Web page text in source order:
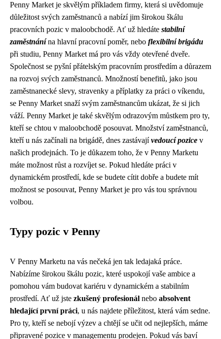
Penny Market je skvělým příkladem firmy, která si uvědomuje
důležitost svých zaměstnanců a nabízí jim širokou škálu
pracovních pozic v maloobchodě. Ať už hledáte stabilní
zaměstnánína hlavní pracovní poměr, nebo flexibilní brigádu
při studiu, Penny Market má pro vás vždy otevřené dveře.
Společnost se pyšní přátelským pracovním prostředím a důrazem
na rozvoj svých zaměstnanců. Množností benefitů, jako jsou
zaměstnanecké slevy, stravenky a příplatky za práci o víkendu,
se Penny Market snaží svým zaměstnancům ukázat, že si jich
váží. Penny Market je také skvělým odrazovým můstkem pro ty,
kteří se chtou v maloobchodě posouvat. Množství zaměstnanců,
kteří u nás začínali na brigádě, dnes zastávajívedoucí pozice v
našich prodejnách. To je důkazem toho, že v Penny Marketu
máte možnost růst a rozvíjet se. Pokud hledáte práci v
dynamickém prostředí, kde se budete cítit dobře a budete mít
možnost se posouvat, Penny Market je pro vás tou správnou
volbou.
Typy pozic v Penny
V Penny Marketu na vás nečeká jen tak ledajaká práce.
Nabízíme širokou škálu pozic, které uspokojí vaše ambice a
pomohou vám budovat kariéru v dynamickém a stabilním
prostředí. Ať už jste zkušený profesionál nebo absolvent
hledající první práci, u nás najdete příležitost, která vám sedne.
Pro ty, kteří se nebojí výzev a chtějí se učit od nejlepších, máme
připravené pozice v managementu prodejen. Pokud vás baví